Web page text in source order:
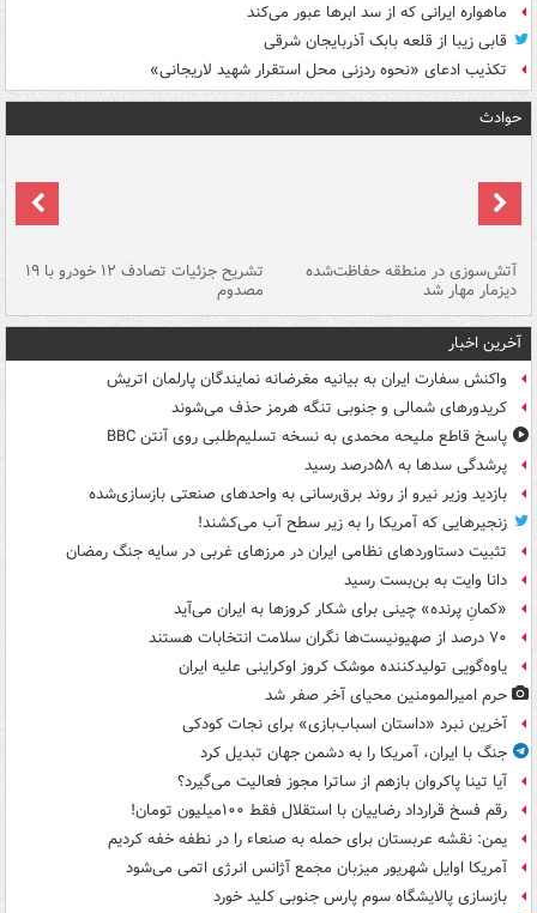
ماهواره ایرانی که از سد ابرها عبور می‌کند
قابی زیبا از قلعه بابک آذربایجان شرقی
تکذیب ادعای «نحوه ردزنی محل استقرار شهید لاریجانی»
حوادث
آتش‌سوزی در منطقه حفاظت‌شده
دیزمار مهار شد
تشریح جزئیات تصادف ۱۲ خودرو با ۱۹
مصدوم
آخرین اخبار
واکنش سفارت ایران به بیانیه مغرضانه نمایندگان پارلمان اتریش
کریدورهای شمالی و جنوبی تنگه هرمز حذف می‌شوند
پاسخ قاطع ملیحه محمدی به نسخه تسلیم‌طلبی روی آنتن BBC
پرشدگی سدها به ۵۸درصد رسید
بازدید وزیر نیرو از روند برق‌رسانی به واحدهای صنعتی بازسازی‌شده
زنجیرهایی که آمریکا را به زیر سطح آب می‌کشند!
تثبیت دستاوردهای نظامی ایران در مرزهای غربی در سایه جنگ رمضان
دانا وایت به بن‌بست رسید
«کمانِ پرنده» چینی برای شکار کروزها به ایران می‌آید
۷۰ درصد از صهیونیست‌ها نگران سلامت انتخابات هستند
یاوه‌گویی تولیدکننده موشک کروز اوکراینی علیه ایران
حرم امیرالمومنین محیای آخر صفر شد
آخرین نبرد «داستان اسباب‌بازی» برای نجات کودکی
جنگ با ایران، آمریکا را به دشمن جهان تبدیل کرد
آیا تینا پاکروان بازهم از ساترا مجوز فعالیت می‌گیرد؟
رقم فسخ قرارداد رضاییان با استقلال فقط ۱۰۰میلیون تومان!
یمن: نقشه عربستان برای حمله به صنعاء را در نطفه خفه کردیم
آمریکا اوایل شهریور میزبان مجمع آژانس انرژی اتمی می‌شود
بازسازی پالایشگاه سوم پارس جنوبی کلید خورد